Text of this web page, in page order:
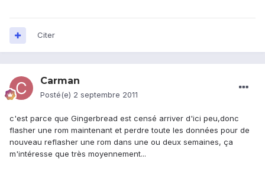
Citer
Carman
Posté(e) 2 septembre 2011
c'est parce que Gingerbread est censé arriver d'ici peu,donc
flasher une rom maintenant et perdre toute les données pour de
nouveau reflasher une rom dans une ou deux semaines, ça
m'intéresse que très moyennement...